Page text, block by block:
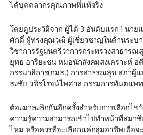
ได้บุคคลากรคุณภาพที่แท้จริง
โดยดูประวัติจาก ผู้ได้ 3 อันดับแรก 1 นา
ศักดิ์ ผู้ทรงคุณวุฒิ ผู้เชี่ยวชาญในด้านระบ
วิชาการรัฐมนตรีว่าการกระทรวงสาธารณ
ยุทธ อาริยะชน หมอนักสังคมสงเคราะห์
กรรมาธิการ(กมธ.) การสาธรณสุข สภาผู้
ธงชัย วชิรโรจน์ไพศาล กรรมการทันตแพ
ต้องมาลงลึกกันอีกครั้งสำหรับการเลือกไ
ความรู้ความสามารถเข้าไปทำหน้าที่สมา
ไหม หรือควรที่จะเลือกแค่กลุ่มอาชีพเพื่อ